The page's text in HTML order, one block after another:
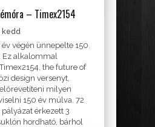
DESIGN
– Timex2154
kedd
végén ünnepelte 150.
Ez alkalommal
the future of
design versenyt,
milyen
150 év múlva. 72
érkezett 3
hordható, bárhol